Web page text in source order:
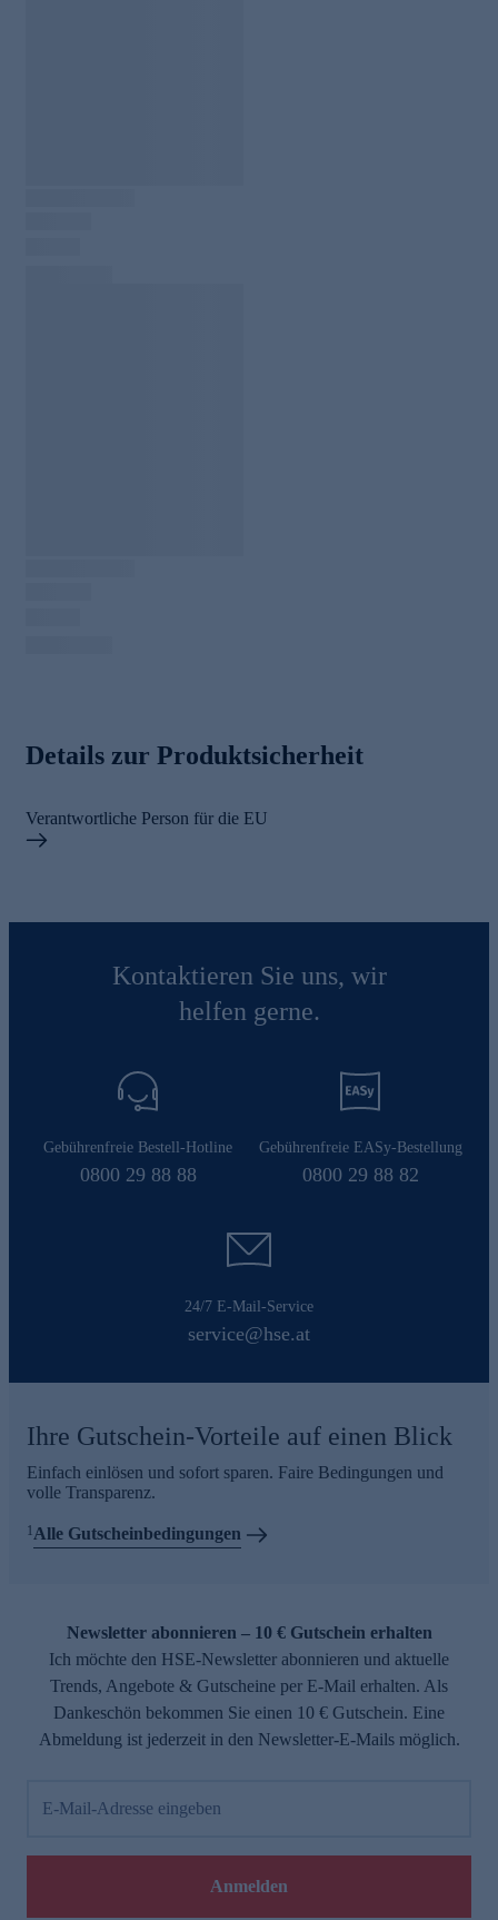
Details zur Produktsicherheit
Verantwortliche Person für die EU
Kontaktieren Sie uns, wir
helfen gerne.
Gebührenfreie Bestell-Hotline
0800 29 88 88
Gebührenfreie EASy-Bestellung
0800 29 88 82
24/7 E-Mail-Service
service@hse.at
Ihre Gutschein-Vorteile auf einen Blick
Einfach einlösen und sofort sparen. Faire Bedingungen und
volle Transparenz.
1 Alle Gutscheinbedingungen
Newsletter abonnieren – 10 € Gutschein erhalten
Ich möchte den HSE-Newsletter abonnieren und aktuelle
Trends, Angebote & Gutscheine per E-Mail erhalten. Als
Dankeschön bekommen Sie einen 10 € Gutschein. Eine
Abmeldung ist jederzeit in den Newsletter-E-Mails möglich.
E-Mail-Adresse eingeben
Anmelden